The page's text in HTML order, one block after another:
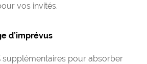
vos invités.
d’imprévus
supplémentaires pour absorber